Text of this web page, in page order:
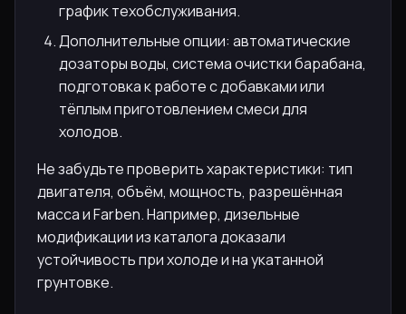
график техобслуживания.
Дополнительные опции: автоматические
дозаторы воды, система очистки барабана,
подготовка к работе с добавками или
тёплым приготовлением смеси для
холодов.
Не забудьте проверить характеристики: тип
двигателя, объём, мощность, разрешённая
масса и Farben. Например, дизельные
модификации из каталога доказали
устойчивость при холоде и на укатанной
грунтовке.